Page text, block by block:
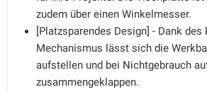
zudem über einen Winkelmesser.
[Platzsparendes Design] - Dank des
Mechanismus lässt sich die
aufstellen und bei Nichtgebrauch
zusammengeklappen.